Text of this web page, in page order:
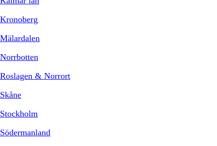
Kronoberg
Mälardalen
Norrbotten
Roslagen & Norrort
Skåne
Stockholm
Södermanland